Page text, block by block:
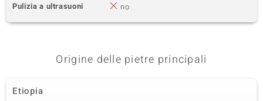
Pulizia a ultrasuoni
no
Origine delle pietre principali
Etiopia